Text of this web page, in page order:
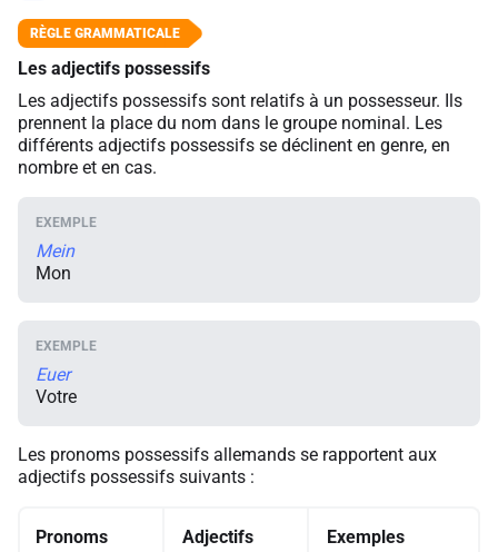
Les adjectifs possessifs
Les adjectifs possessifs sont relatifs à un possesseur. Ils
prennent la place du nom dans le groupe nominal. Les
différents adjectifs possessifs se déclinent en genre, en
nombre et en cas.
Mein
Mon
Euer
Votre
Les pronoms possessifs allemands se rapportent aux
adjectifs possessifs suivants :
Pronoms
Adjectifs
Exemples